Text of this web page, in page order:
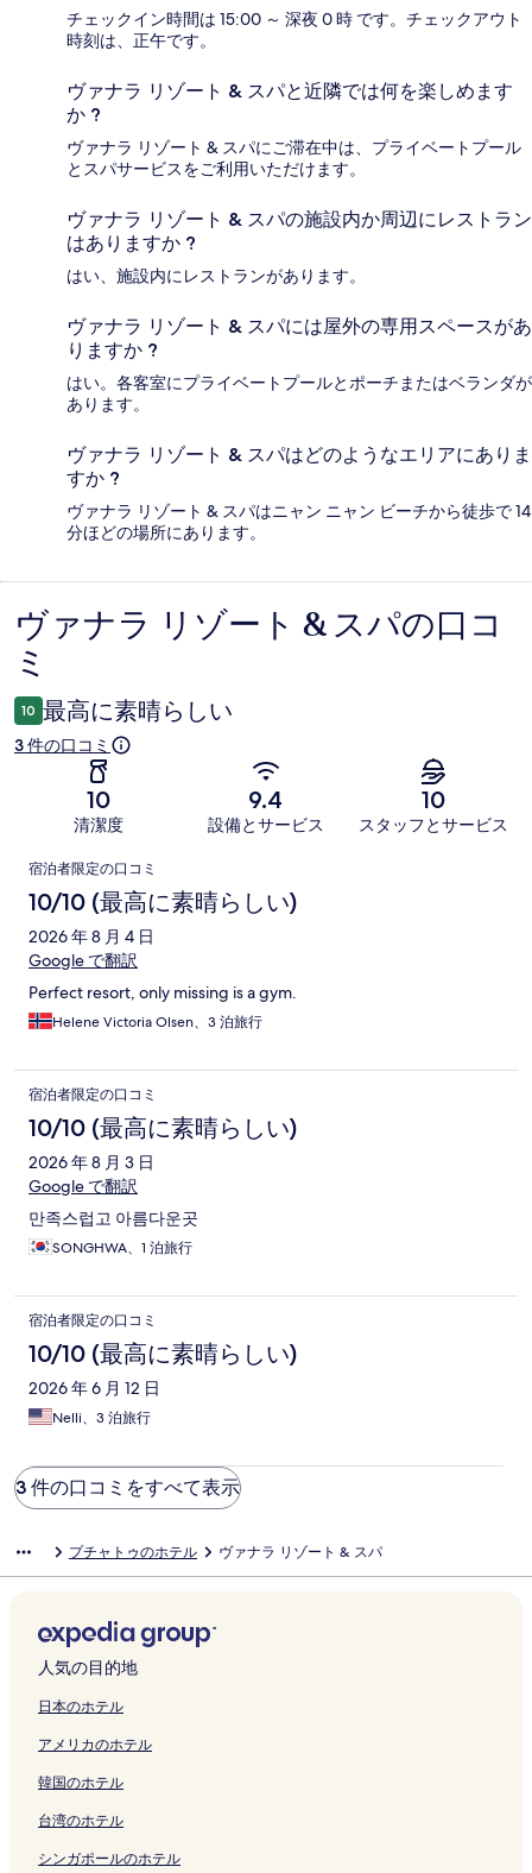
チェックイン時間は 15:00 ～ 深夜 0 時 です。チェックアウト
時刻は、正午です。
ヴァナラ リゾート & スパと近隣では何を楽しめます
か ?
ヴァナラ リゾート & スパにご滞在中は、プライベートプール
とスパサービスをご利用いただけます。
ヴァナラ リゾート & スパの施設内か周辺にレストラン
はありますか ?
はい、施設内にレストランがあります。
ヴァナラ リゾート & スパには屋外の専用スペースがあ
りますか ?
はい。各客室にプライベートプールとポーチまたはベランダが
あります。
ヴァナラ リゾート & スパはどのようなエリアにありま
すか ?
ヴァナラ リゾート & スパはニャン ニャン ビーチから徒歩で 14
分ほどの場所にあります。
口
コ
ミ
ヴァナラ リゾート & スパの口コ
ミ
10 最高に素晴らしい
3 件の口コミ
10
清潔度
9.4
設備とサービス
10
スタッフとサービス
口
コ
ミ
宿泊者限定の口コミ
10/10 (最高に素晴らしい)
2026 年 8 月 4 日
Google で翻訳
Perfect resort, only missing is a gym.
Helene Victoria Olsen、3 泊旅行
宿泊者限定の口コミ
10/10 (最高に素晴らしい)
2026 年 8 月 3 日
Google で翻訳
만족스럽고 아름다운곳
SONGHWA、1 泊旅行
宿泊者限定の口コミ
10/10 (最高に素晴らしい)
2026 年 6 月 12 日
Nelli、3 泊旅行
3 件の口コミをすべて表示
プチャトゥのホテル ヴァナラ リゾート & スパ
人気の目的地
日本のホテル
アメリカのホテル
韓国のホテル
台湾のホテル
シンガポールのホテル